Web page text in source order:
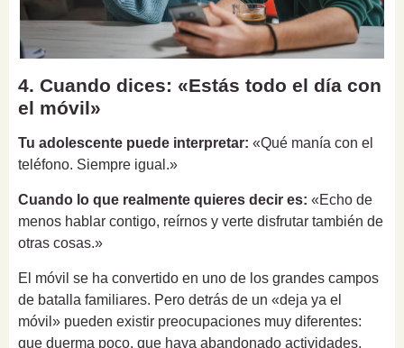
4. Cuando dices: «Estás todo el día con
el móvil»
Tu adolescente puede interpretar: «Qué manía con el
teléfono. Siempre igual.»
Cuando lo que realmente quieres decir es: «Echo de
menos hablar contigo, reírnos y verte disfrutar también de
otras cosas.»
El móvil se ha convertido en uno de los grandes campos
de batalla familiares. Pero detrás de un «deja ya el
móvil» pueden existir preocupaciones muy diferentes:
que duerma poco, que haya abandonado actividades,